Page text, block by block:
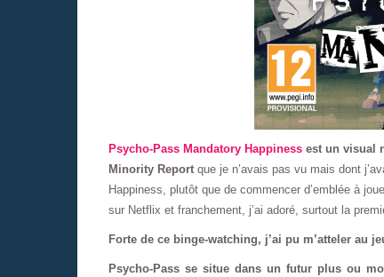
Psycho-Pass Mandatory Happiness est un visual
Minority Report que je n’avais pas vu mais dont
Happiness, plutôt que de commencer d’emblée à
sur Netflix et franchement, j’ai adoré, surtout la
Forte de ce binge-watching, j’ai pu m’atteler au
Psycho-Pass se situe dans un futur plus ou